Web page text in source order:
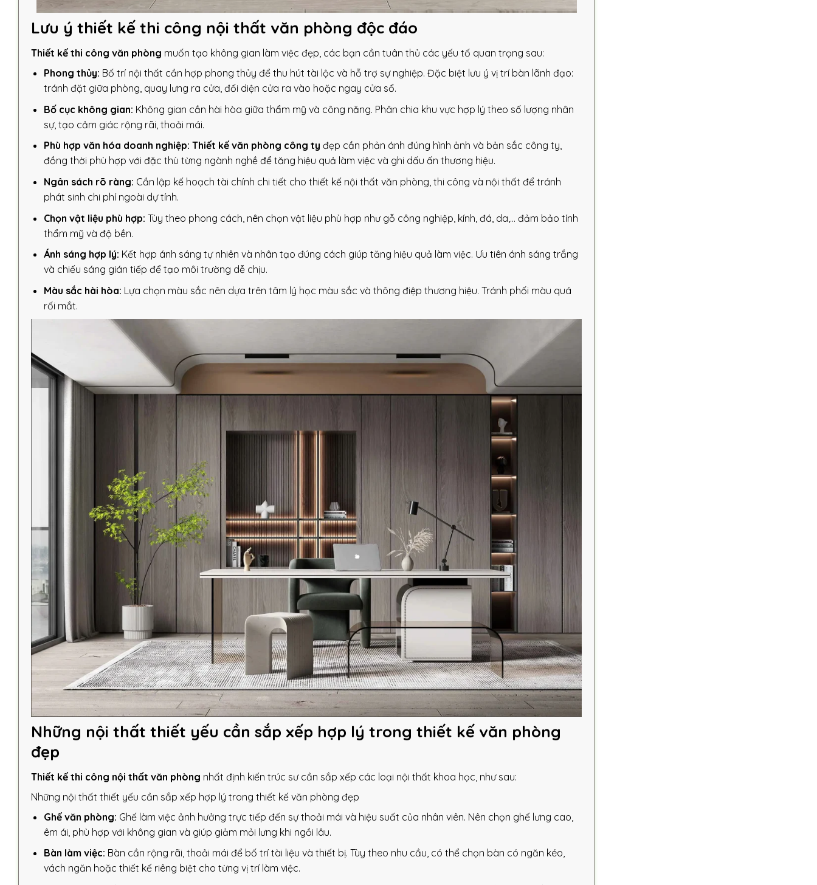
Lưu ý thiết kế thi công nội thất văn phòng độc đáo
Thiết kế thi công văn phòng muốn tạo không gian làm việc đẹp, các bạn cần tuân thủ các yếu tố quan trọng sau:
Phong thủy: Bố trí nội thất cần hợp phong thủy để thu hút tài lộc và hỗ trợ sự nghiệp. Đặc biệt lưu ý vị trí bàn lãnh đạo:
tránh đặt giữa phòng, quay lưng ra cửa, đối diện cửa ra vào hoặc ngay cửa sổ.
Bố cục không gian: Không gian cần hài hòa giữa thẩm mỹ và công năng. Phân chia khu vực hợp lý theo số lượng nhân
sự, tạo cảm giác rộng rãi, thoải mái.
Phù hợp văn hóa doanh nghiệp: Thiết kế văn phòng công ty đẹp cần phản ánh đúng hình ảnh và bản sắc công ty,
đồng thời phù hợp với đặc thù từng ngành nghề để tăng hiệu quả làm việc và ghi dấu ấn thương hiệu.
Ngân sách rõ ràng: Cần lập kế hoạch tài chính chi tiết cho thiết kế nội thất văn phòng, thi công và nội thất để tránh
phát sinh chi phí ngoài dự tính.
Chọn vật liệu phù hợp: Tùy theo phong cách, nên chọn vật liệu phù hợp như gỗ công nghiệp, kính, đá, da,… đảm bảo tính
thẩm mỹ và độ bền.
Ánh sáng hợp lý: Kết hợp ánh sáng tự nhiên và nhân tạo đúng cách giúp tăng hiệu quả làm việc. Ưu tiên ánh sáng trắng
và chiếu sáng gián tiếp để tạo môi trường dễ chịu.
Màu sắc hài hòa: Lựa chọn màu sắc nên dựa trên tâm lý học màu sắc và thông điệp thương hiệu. Tránh phối màu quá
rối mắt.
Những nội thất thiết yếu cần sắp xếp hợp lý trong thiết kế văn phòng
đẹp
Thiết kế thi công nội thất văn phòng nhất định kiến trúc sư cần sắp xếp các loại nội thất khoa học, như sau:
Những nội thất thiết yếu cần sắp xếp hợp lý trong thiết kế văn phòng đẹp
Ghế văn phòng: Ghế làm việc ảnh hưởng trực tiếp đến sự thoải mái và hiệu suất của nhân viên. Nên chọn ghế lưng cao,
êm ái, phù hợp với không gian và giúp giảm mỏi lưng khi ngồi lâu.
Bàn làm việc: Bàn cần rộng rãi, thoải mái để bố trí tài liệu và thiết bị. Tùy theo nhu cầu, có thể chọn bàn có ngăn kéo,
vách ngăn hoặc thiết kế riêng biệt cho từng vị trí làm việc.